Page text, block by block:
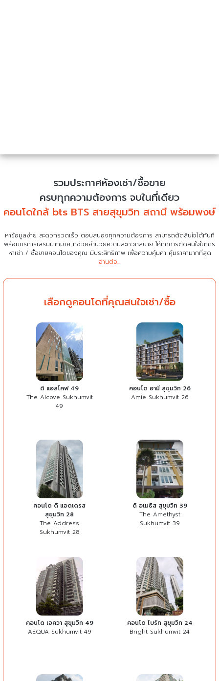
รวมประกาศห้องเช่า/ซื้อขาย
ครบทุกความต้องการ จบในที่เดียว
คอนโดใกล้ bts BTS สายสุขุมวิท สถานี พร้อมพงษ์
หาข้อมูลง่าย สะดวกรวดเร็ว ตอบสนองทุกความต้องการ สามารถตัดสินใจได้ทันที
พร้อมบริการเสริมมากมาย ที่ช่วยอำนวยความสะดวกสบาย ให้ทุกการตัดสินใจในการ
หาเช่า / ซื้อขายคอนโดของคุณ มีประสิทธิภาพ เพื่อความคุ้มค่า คุ้มราคามากที่สุด
อ่านต่อ...
เลือกดูคอนโดที่คุณสนใจเช่า/ซื้อ
ดิ แอลโคฟ 49
The Alcove Sukhumvit
49
คอนโด อามี สุขุมวิท 26
Amie Sukhumvit 26
คอนโด ดิ แอดเดรส
สุขุมวิท 28
The Address
Sukhumvit 28
ดิ อเมธิส สุขุมวิท 39
The Amethyst
Sukhumvit 39
คอนโด เอควา สุขุมวิท 49
AEQUA Sukhumvit 49
คอนโด ไบร์ท สุขุมวิท 24
Bright Sukhumvit 24